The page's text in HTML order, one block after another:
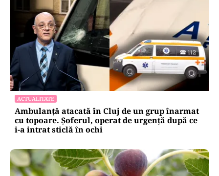
ACTUALITATE
Ambulanță atacată în Cluj de un grup înarmat
cu topoare. Șoferul, operat de urgență după ce
i-a intrat sticlă în ochi